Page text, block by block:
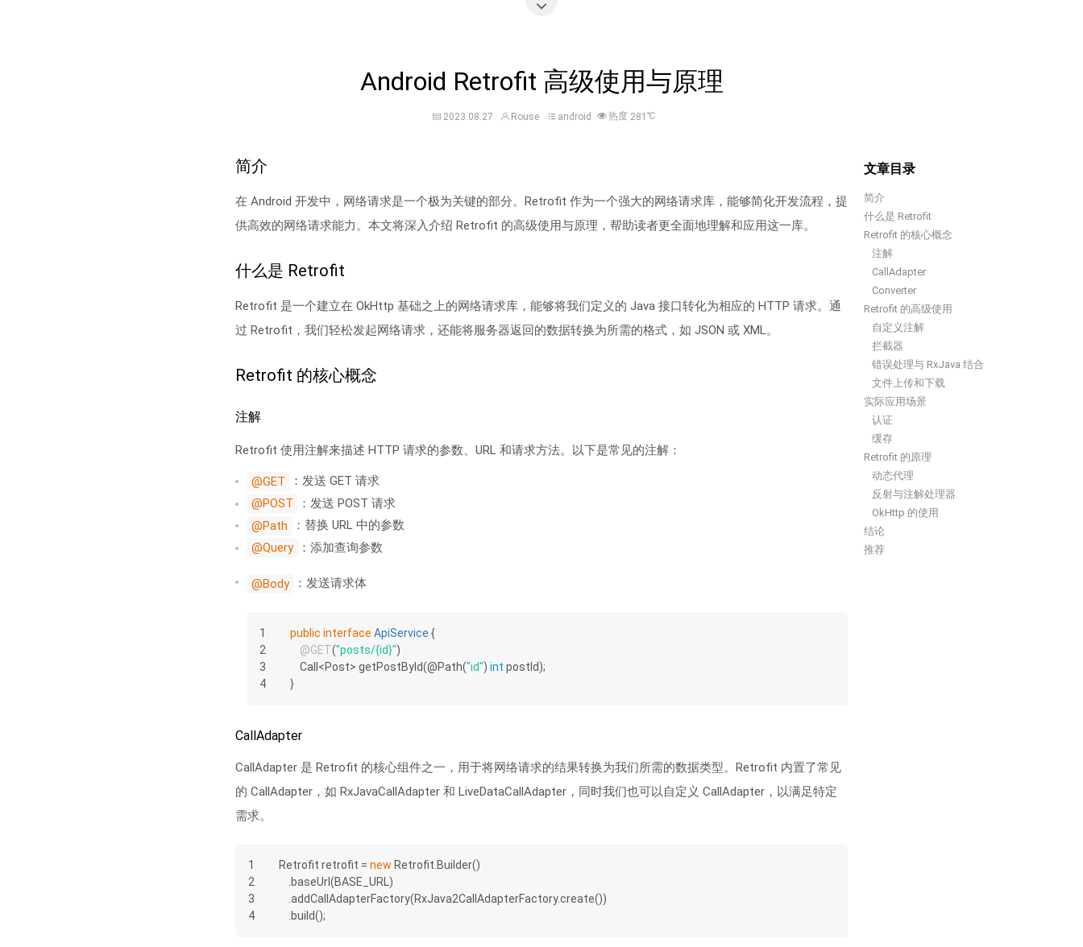
文章目录
简介
什么是 Retrofit
Retrofit 的核心概念
注解
CallAdapter
Converter
Retrofit 的高级使用
自定义注解
拦截器
错误处理与 RxJava 结合
文件上传和下载
实际应用场景
认证
缓存
Retrofit 的原理
动态代理
反射与注解处理器
OkHttp 的使用
结论
推荐
Android Retrofit 高级使用与原理
2023.08.27 Rouse android 热度 281℃
简介
在 Android 开发中，网络请求是一个极为关键的部分。Retrofit 作为一个强大的网络请求库，能够简化开发流程，提
供高效的网络请求能力。本文将深入介绍 Retrofit 的高级使用与原理，帮助读者更全面地理解和应用这一库。
什么是 Retrofit
Retrofit 是一个建立在 OkHttp 基础之上的网络请求库，能够将我们定义的 Java 接口转化为相应的 HTTP 请求。通
过 Retrofit，我们轻松发起网络请求，还能将服务器返回的数据转换为所需的格式，如 JSON 或 XML。
Retrofit 的核心概念
注解
Retrofit 使用注解来描述 HTTP 请求的参数、URL 和请求方法。以下是常见的注解：
@GET
：发送 GET 请求
@POST
：发送 POST 请求
@Path
：替换 URL 中的参数
@Query
：添加查询参数
@Body ：发送请求体
1
2
3
4
public interface ApiService {
@GET("posts/{id}")
Call<Post> getPostById(@Path("id") int postId);
}
CallAdapter
CallAdapter 是 Retrofit 的核心组件之一，用于将网络请求的结果转换为我们所需的数据类型。Retrofit 内置了常见
的 CallAdapter，如 RxJavaCallAdapter 和 LiveDataCallAdapter，同时我们也可以自定义 CallAdapter，以满足特定
需求。
1
2
3
4
Retrofit retrofit = new Retrofit.Builder()
    .baseUrl(BASE_URL)
    .addCallAdapterFactory(RxJava2CallAdapterFactory.create())
    .build();